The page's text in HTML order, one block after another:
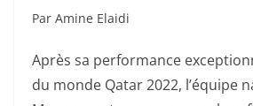
Par Amine Elaidi
Après sa performance
du monde Qatar 2022, l’équipe